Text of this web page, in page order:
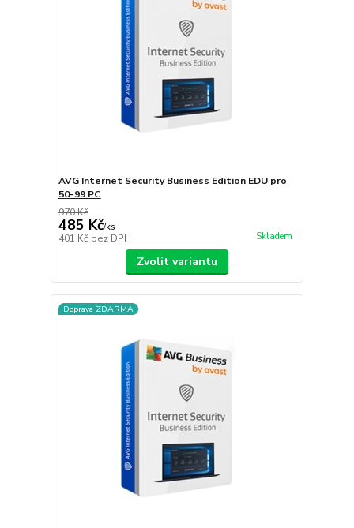
AVG Internet Security Business Edition EDU pro
50-99 PC
970 Kč
485 Kč/ks
401 Kč bez DPH Skladem
Zvolit variantu
Doprava ZDARMA